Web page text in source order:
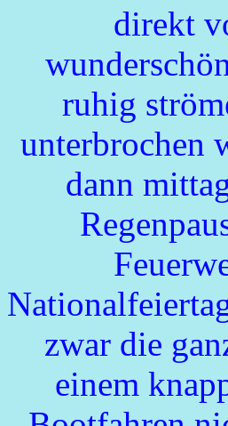
direkt
ruhig
unterbrochen
dann
zwar die
einem